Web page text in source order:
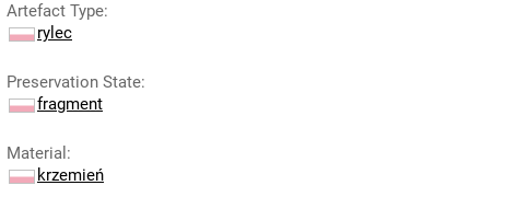
Artefact Type:
rylec
Preservation State:
fragment
Material :
krzemień